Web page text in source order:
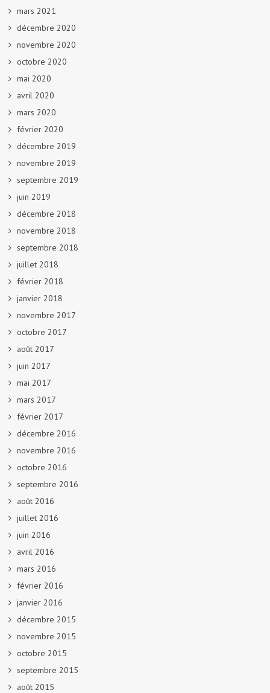
mars 2021
décembre 2020
novembre 2020
octobre 2020
mai 2020
avril 2020
mars 2020
février 2020
décembre 2019
novembre 2019
septembre 2019
juin 2019
décembre 2018
novembre 2018
septembre 2018
juillet 2018
février 2018
janvier 2018
novembre 2017
octobre 2017
août 2017
juin 2017
mai 2017
mars 2017
février 2017
décembre 2016
novembre 2016
octobre 2016
septembre 2016
août 2016
juillet 2016
juin 2016
avril 2016
mars 2016
février 2016
janvier 2016
décembre 2015
novembre 2015
octobre 2015
septembre 2015
août 2015